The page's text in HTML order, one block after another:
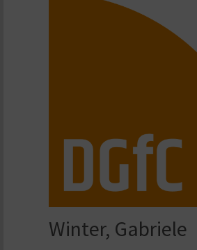
Winter, Gabriele